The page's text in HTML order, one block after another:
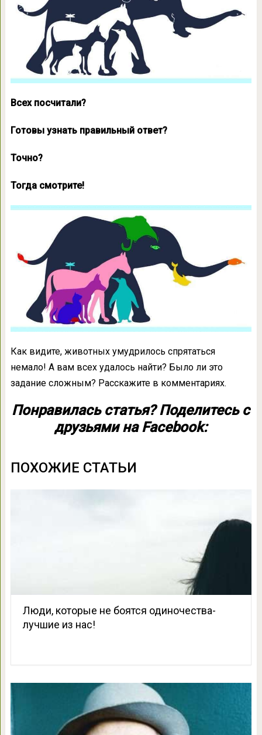
Всех посчитали?
Готовы узнать правильный ответ?
Точно?
Тогда смотрите!
Как видите, животных умудрилось спрятаться
немало! А вам всех удалось найти? Было ли это
задание сложным? Расскажите в комментариях.
Понравилась статья? Поделитесь с
друзьями на Facebook:
ПОХОЖИЕ СТАТЬИ
Люди, которые не боятся одиночества-
лучшие из нас!